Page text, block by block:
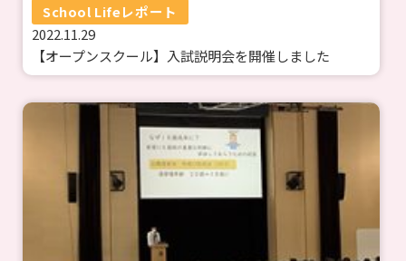
School Lifeレポート
2022.11.29
【オープンスクール】入試説明会を開催しました